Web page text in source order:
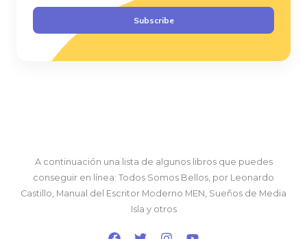
a
i
Subscribe
A continuación una lista de algunos libros que puedes
conseguir en línea: Todos Somos Bellos, por Leonardo
Castillo, Manual del Escritor Moderno MEN, Sueños de Media
Isla y otros